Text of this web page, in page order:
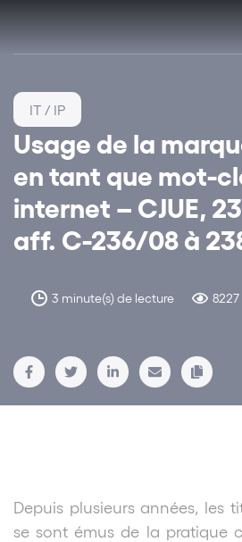
Usage de la
en tant que mot-
internet – CJUE,
aff. C-236/08 à
3 minute(s) de lecture
IT / IP
Depuis plusieurs années, les
se sont émus de la pratique